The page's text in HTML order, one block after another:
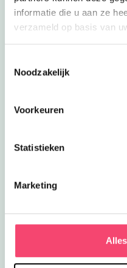
informatie die u aan ze
verzameld op basis van
Noodzakelijk
Voorkeuren
Statistieken
Marketing
Van een ritje in de
duiken in SEA LIFE.